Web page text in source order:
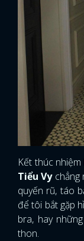
Kết thúc
Tiểu Vychẳng
quyến rũ, táo
để tôi bắt gặp
bra, hay
thon.